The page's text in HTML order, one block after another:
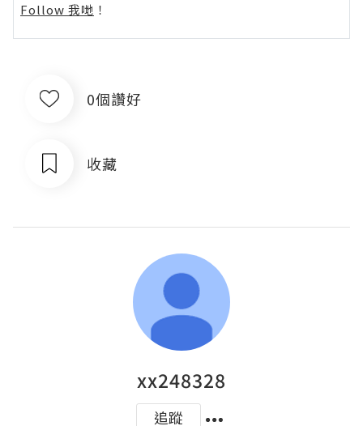
Follow 我哋 ！
0個讚好
收藏
xx248328
追蹤